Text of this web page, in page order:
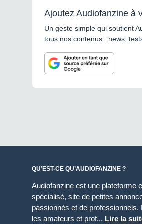
Ajoutez Audiofanzine à
Un geste simple qui soutient
tous nos contenus : news,
QU’EST-CE QU’AUDIOFANZINE ?
Audiofanzine est une plateforme
spécialisé, site de petites
passionnés et de
les amateurs et prof... Lire la